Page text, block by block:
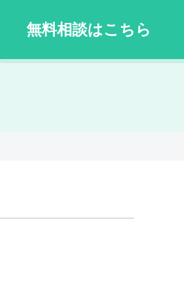
無料相談はこちら